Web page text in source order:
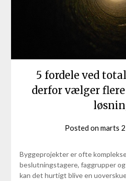
5 fordele ved
derfor vælger
Posted onmarts
Byggeprojekter er ofte
beslutningstagere, faggrupper
kan det hurtigt blive en